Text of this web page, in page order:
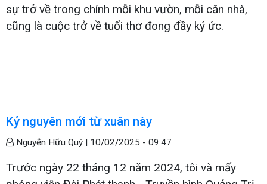
sự trở về trong chính mỗi khu vườn, mỗi căn nhà,
cũng là cuộc trở về tuổi thơ đong đầy ký ức.
Kỷ nguyên mới từ xuân này
Nguyễn Hữu Quý | 10/02/2025 - 09:47
Trước ngày 22 tháng 12 năm 2024, tôi và mấy